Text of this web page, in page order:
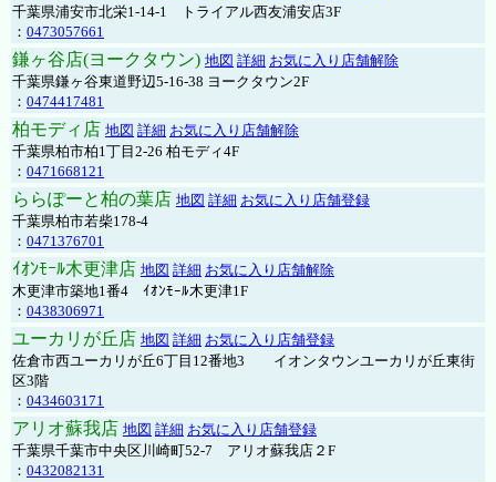
千葉県浦安市北栄1-14-1 トライアル西友浦安店3F
： 0473057661
鎌ヶ谷店(ヨークタウン) 地図 詳細 お気に入り店舗解除
千葉県鎌ヶ谷東道野辺5-16-38 ヨークタウン2F
： 0474417481
柏モディ店 地図 詳細 お気に入り店舗解除
千葉県柏市柏1丁目2-26 柏モディ4F
： 0471668121
ららぽーと柏の葉店 地図 詳細 お気に入り店舗登録
千葉県柏市若柴178-4
： 0471376701
ｲｵﾝﾓｰﾙ木更津店 地図 詳細 お気に入り店舗解除
木更津市築地1番4 ｲｵﾝﾓｰﾙ木更津1F
： 0438306971
ユーカリが丘店 地図 詳細 お気に入り店舗登録
佐倉市西ユーカリが丘6丁目12番地3 イオンタウンユーカリが丘東街
区3階
： 0434603171
アリオ蘇我店 地図 詳細 お気に入り店舗登録
千葉県千葉市中央区川崎町52-7 アリオ蘇我店２F
： 0432082131